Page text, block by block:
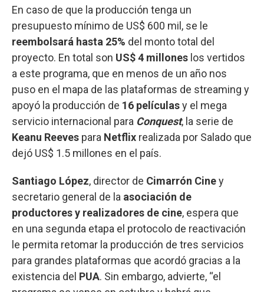
En caso de que la producción tenga un
presupuesto mínimo de US$ 600 mil, se le
reembolsará hasta 25% del monto total del
proyecto. En total son US$ 4 millones los vertidos
a este programa, que en menos de un año nos
puso en el mapa de las plataformas de streaming y
apoyó la producción de 16 películasy el mega
servicio internacional para Conquest, la serie de
Keanu Reeves para Netflix realizada por Salado que
dejó US$ 1.5 millones en el país.
Santiago López, director de Cimarrón Ciney
secretario general de la asociación de
productores y realizadores de cine, espera que
en una segunda etapa el protocolo de reactivación
le permita retomar la producción de tres servicios
para grandes plataformas que acordó gracias a la
existencia del PUA. Sin embargo, advierte, “el